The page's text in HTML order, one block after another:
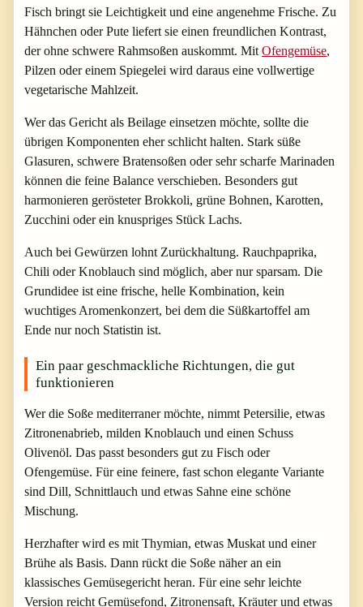
Fisch bringt sie Leichtigkeit und eine angenehme Frische. Zu
Hähnchen oder Pute liefert sie einen freundlichen Kontrast,
der ohne schwere Rahmsoßen auskommt. Mit Ofengemüse,
Pilzen oder einem Spiegelei wird daraus eine vollwertige
vegetarische Mahlzeit.
Wer das Gericht als Beilage einsetzen möchte, sollte die
übrigen Komponenten eher schlicht halten. Stark süße
Glasuren, schwere Bratensoßen oder sehr scharfe Marinaden
können die feine Balance verschieben. Besonders gut
harmonieren gerösteter Brokkoli, grüne Bohnen, Karotten,
Zucchini oder ein knuspriges Stück Lachs.
Auch bei Gewürzen lohnt Zurückhaltung. Rauchpaprika,
Chili oder Knoblauch sind möglich, aber nur sparsam. Die
Grundidee ist eine frische, helle Kombination, kein
wuchtiges Aromenkonzert, bei dem die Süßkartoffel am
Ende nur noch Statistin ist.
Ein paar geschmackliche Richtungen, die gut
funktionieren
Wer die Soße mediterraner möchte, nimmt Petersilie, etwas
Zitronenabrieb, milden Knoblauch und einen Schuss
Olivenöl. Das passt besonders gut zu Fisch oder
Ofengemüse. Für eine feinere, fast schon elegante Variante
sind Dill, Schnittlauch und etwas Sahne eine schöne
Mischung.
Herzhafter wird es mit Thymian, etwas Muskat und einer
Brühe als Basis. Dann rückt die Soße näher an ein
klassisches Gemüsegericht heran. Für eine sehr leichte
Version reicht Gemüsefond, Zitronensaft, Kräuter und etwas